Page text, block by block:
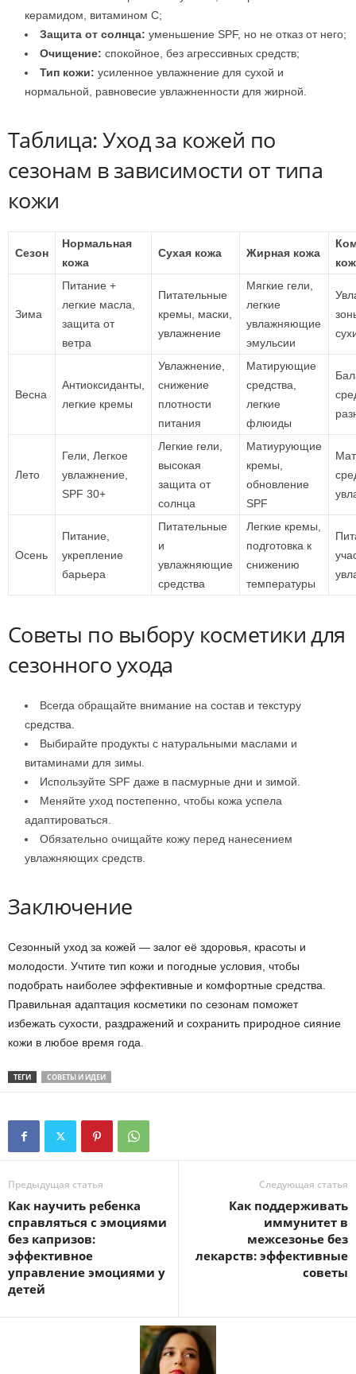
керамидом, витамином C;
Защита от солнца: уменьшение SPF, но не отказ от него;
Очищение: спокойное, без агрессивных средств;
Тип кожи: усиленное увлажнение для сухой и
нормальной, равновесие увлажненности для жирной.
Таблица: Уход за кожей по
сезонам в зависимости от типа
кожи
Сезон
Нормальная
кожа
Сухая кожа Жирная кожа
Зима
Питание +
легкие масла,
защита от
ветра
Питательные
кремы, маски,
увлажнение
Мягкие гели,
легкие
увлажняющие
эмульсии
Весна
Антиоксиданты,
легкие кремы
Увлажнение,
снижение
плотности
питания
Матирующие
средства,
легкие
флюиды
Лето
Гели, Легкое
увлажнение,
SPF 30+
Легкие гели,
высокая
защита от
солнца
Матиурующие
кремы,
обновление
SPF
Осень
Питание,
укрепление
барьера
Питательные
и
увлажняющие
средства
Легкие кремы,
подготовка к
снижению
температуры
Советы по выбору косметики для
сезонного ухода
Всегда обращайте внимание на состав и текстуру
средства.
Выбирайте продукты с натуральными маслами и
витаминами для зимы.
Используйте SPF даже в пасмурные дни и зимой.
Меняйте уход постепенно, чтобы кожа успела
адаптироваться.
Обязательно очищайте кожу перед нанесением
увлажняющих средств.
Заключение
Сезонный уход за кожей — залог её здоровья, красоты и
молодости. Учтите тип кожи и погодные условия, чтобы
подобрать наиболее эффективные и комфортные средства.
Правильная адаптация косметики по сезонам поможет
избежать сухости, раздражений и сохранить природное сияние
кожи в любое время года.
ТЕГИ СОВЕТЫ И ИДЕИ
Предыдущая статья
Как научить ребенка
справляться с эмоциями
без капризов:
эффективное
управление эмоциями у
детей
Следующая статья
Как поддерживать
иммунитет в
межсезонье без
лекарств: эффективные
советы